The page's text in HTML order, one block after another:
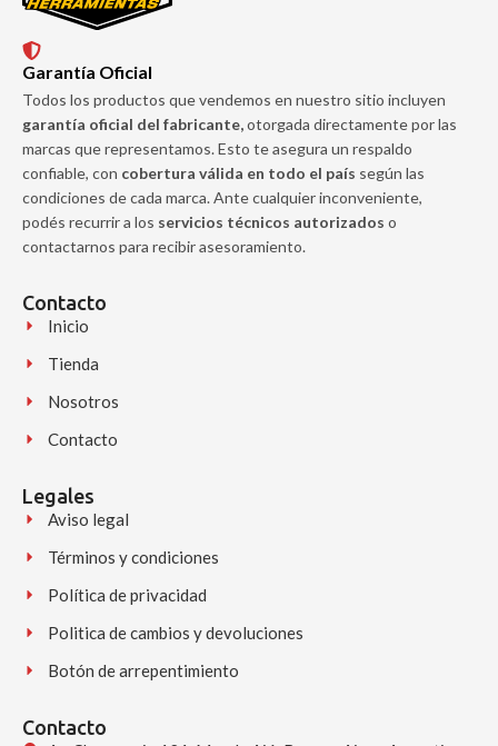
Garantía Oficial
Todos los productos que vendemos en nuestro sitio incluyen
garantía oficial del fabricante,otorgada directamente por las
marcas que representamos. Esto te asegura un respaldo
confiable, con cobertura válida en todo el país según las
condiciones de cada marca. Ante cualquier inconveniente,
podés recurrir a los servicios técnicos autorizados o
contactarnos para recibir asesoramiento.
Contacto
Inicio
Tienda
Nosotros
Contacto
Legales
Aviso legal
Términos y condiciones
Política de privacidad
Politica de cambios y devoluciones
Botón de arrepentimiento
Contacto